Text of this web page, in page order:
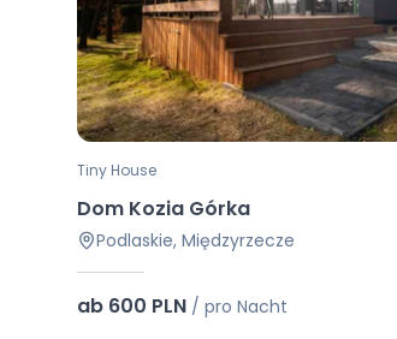
Tiny House
Dom Kozia Górka
Podlaskie, Międzyrzecze
ab 600 PLN / pro Nacht